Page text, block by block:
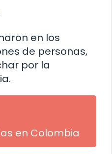
en los
de personas,
por la
en Colombia